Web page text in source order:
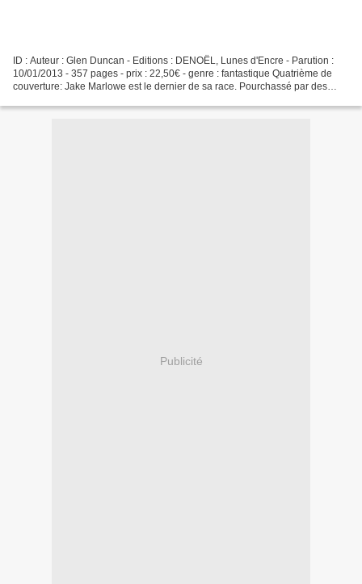
ID : Auteur : Glen Duncan - Editions : DENOËL, Lunes d'Encre - Parution :
10/01/2013 - 357 pages - prix : 22,50€ - genre : fantastique Quatrième de
couverture: Jake Marlowe est le dernier de sa race. Pourchassé par des
Publicité